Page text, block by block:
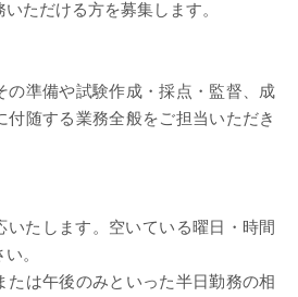
ただける方を募集します。
の準備や試験作成・採点・監督、成
付随する業務全般をご担当いただき
いたします。空いている曜日・時間
。
たは午後のみといった半日勤務の相